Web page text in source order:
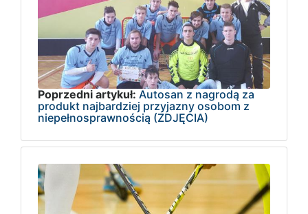
Poprzedni artykuł: Autosan z nagrodą za
produkt najbardziej przyjazny osobom z
niepełnosprawnością (ZDJĘCIA)